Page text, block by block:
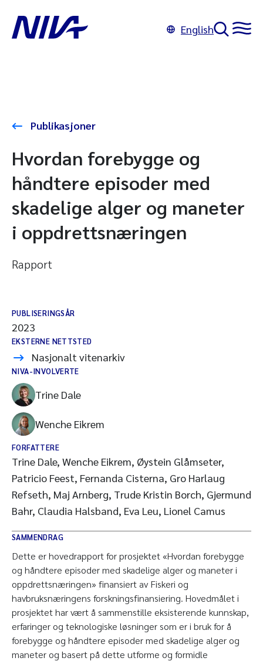
English
Publikasjoner
Hvordan forebygge og
håndtere episoder med
skadelige alger og maneter
i oppdrettsnæringen
Rapport
PUBLISERINGSÅR
2023
EKSTERNE NETTSTED
Nasjonalt vitenarkiv
NIVA-INVOLVERTE
Trine Dale
Wenche Eikrem
FORFATTERE
Trine Dale, Wenche Eikrem, Øystein Glåmseter,
Patricio Feest, Fernanda Cisterna, Gro Harlaug
Refseth, Maj Arnberg, Trude Kristin Borch, Gjermund
Bahr, Claudia Halsband, Eva Leu, Lionel Camus
SAMMENDRAG
Dette er hovedrapport for prosjektet «Hvordan forebygge
og håndtere episoder med skadelige alger og maneter i
oppdrettsnæringen» finansiert av Fiskeri og
havbruksnæringens forskningsfinansiering. Hovedmålet i
prosjektet har vært å sammenstille eksisterende kunnskap,
erfaringer og teknologiske løsninger som er i bruk for å
forebygge og håndtere episoder med skadelige alger og
maneter og basert på dette utforme og formidle